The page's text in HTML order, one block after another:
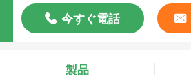
今すぐ電話
製品